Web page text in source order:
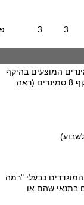
3
3
המוצעים בהיקף
כולל של 14 סמינרים, ובמסלול ללא תזה בהיקף 8 סמינרים (ראה
כבעלי "רמה
בתנאי שהם או